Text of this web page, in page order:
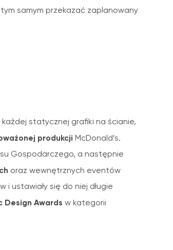
samym przekazać zaplanowany
statycznej grafiki na ścianie,
produkcji McDonald’s.
Gospodarczego, a następnie
oraz wewnętrznych eventów
i ustawiały się do niej długie
Design Awards w kategorii